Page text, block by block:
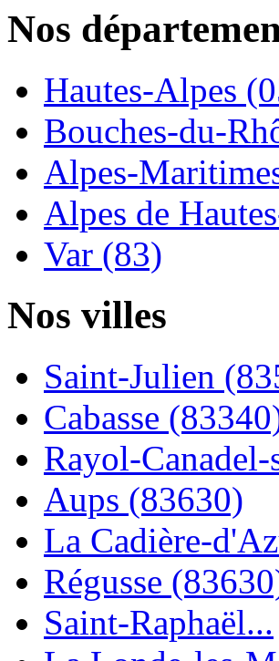
Nos
Hautes-Alpes
Bouches-du-
Alpes-
Alpes de
Var (83)
Nos villes
Saint-Julien
Cabasse
Rayol-
Aups (83630)
La Cadière-
Régusse
Saint-Raphaël...